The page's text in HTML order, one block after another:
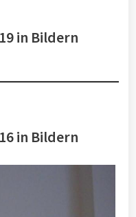
in Bildern
in Bildern